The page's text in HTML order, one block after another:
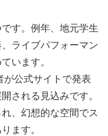
す。例年、地元学生
ライブパフォーマン
います。
が公式サイトで発表
される見込みです。
、幻想的な空間でス
ます。